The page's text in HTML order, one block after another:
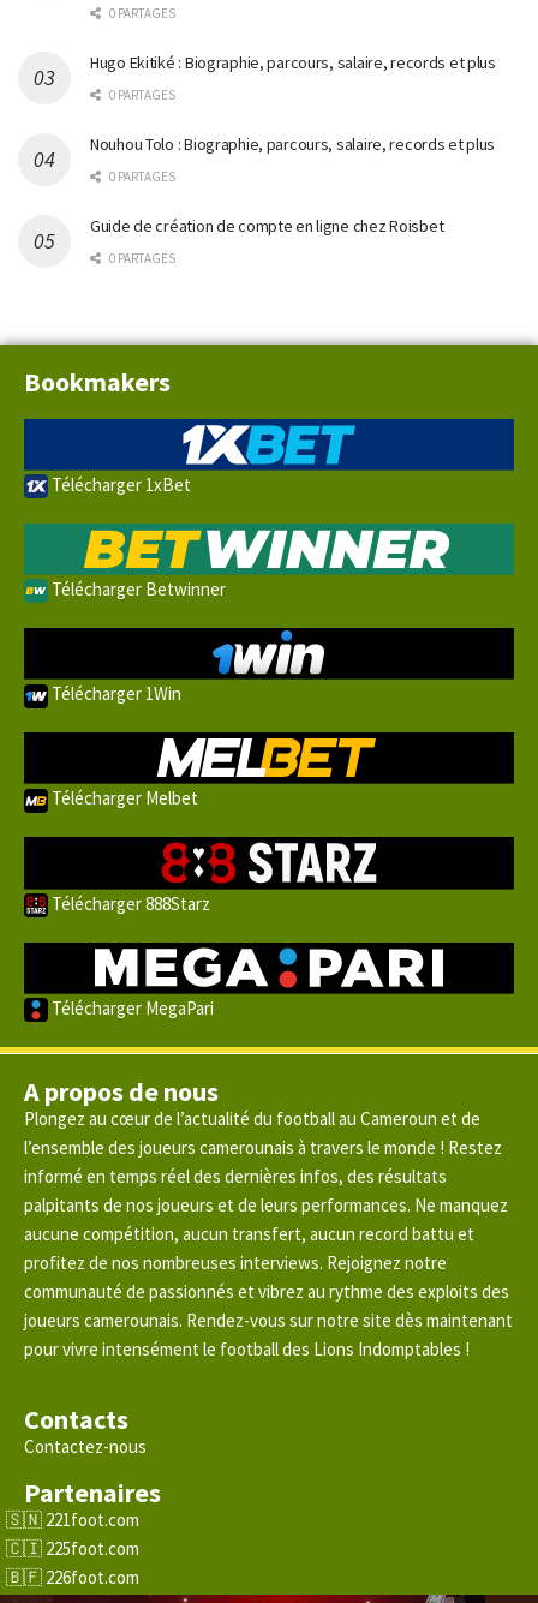
0 PARTAGES
Hugo Ekitiké : Biographie, parcours, salaire, records et plus
0 PARTAGES
Nouhou Tolo : Biographie, parcours, salaire, records et plus
0 PARTAGES
Guide de création de compte en ligne chez Roisbet
0 PARTAGES
Bookmakers
Télécharger 1xBet
Télécharger Betwinner
Télécharger 1Win
Télécharger Melbet
Télécharger 888Starz
Télécharger MegaPari
A propos de nous
Plongez au cœur de l’actualité du football au Cameroun et de
l’ensemble des joueurs camerounais à travers le monde ! Restez
informé en temps réel des dernières infos, des résultats
palpitants de nos joueurs et de leurs performances. Ne manquez
aucune compétition, aucun transfert, aucun record battu et
profitez de nos nombreuses interviews. Rejoignez notre
communauté de passionnés et vibrez au rythme des exploits des
joueurs camerounais. Rendez-vous sur notre site dès maintenant
pour vivre intensément le football des Lions Indomptables !
Contacts
Contactez-nous
Partenaires
221foot.com
225foot.com
226foot.com